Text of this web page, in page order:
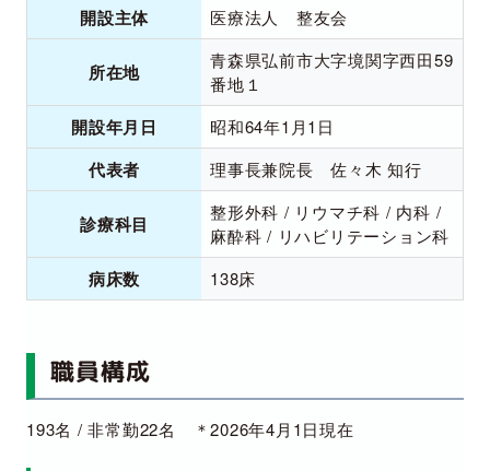
開設主体 医療法人 整友会
所在地
青森県弘前市大字境関字西田59
番地１
開設年月日 昭和64年1月1日
代表者 理事長兼院長 佐々木 知行
診療科目
整形外科 / リウマチ科 / 内科 /
麻酔科 / リハビリテーション科
病床数 138床
職員構成
193名 / 非常勤22名 ＊2026年4月1日現在